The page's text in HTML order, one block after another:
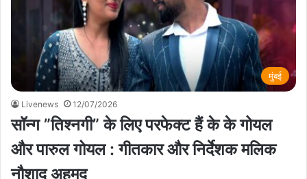
मुंबई
Livenews 12/07/2026
सॉन्ग ”तिश्नगी” के लिए परफेक्ट हैं के के गोयल
और पारुल गोयल : गीतकार और निर्देशक मलिक
नौशाद अहमद